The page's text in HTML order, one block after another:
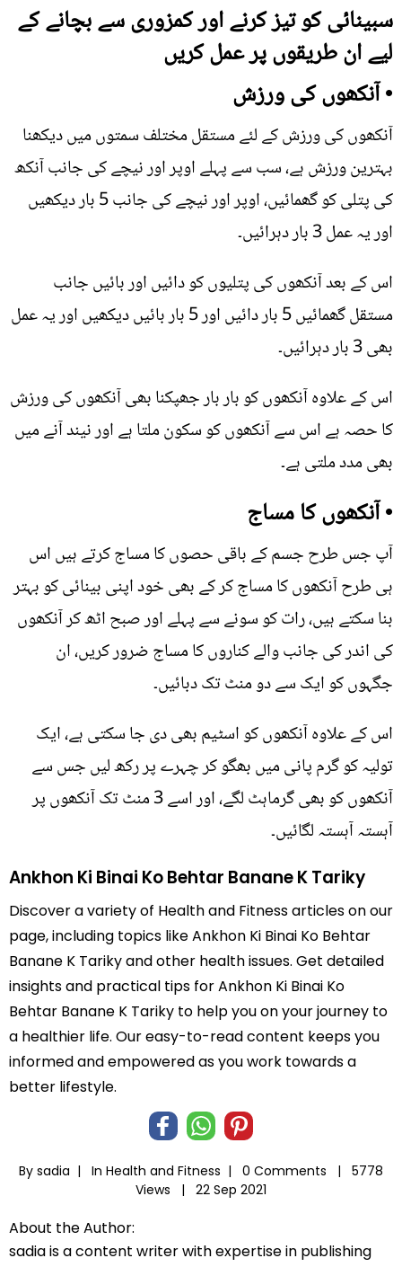
سبینائی کو تیز کرنے اور کمزوری سے بچانے کے
لیے ان طریقوں پر عمل کریں
• آنکھوں کی ورزش
آنکھوں کی ورزش کے لئے مستقل مختلف سمتوں میں دیکھنا
بہترین ورزش ہے، سب سے پہلے اوپر اور نیچے کی جانب آنکھ
کی پتلی کو گھمائیں، اوپر اور نیچے کی جانب 5 بار دیکھیں
اور یہ عمل 3 بار دہرائیں۔
اس کے بعد آنکھوں کی پتلیوں کو دائیں اور بائیں جانب
مستقل گھمائیں 5 بار دائیں اور 5 بار بائیں دیکھیں اور یہ عمل
بھی 3 بار دہرائیں۔
اس کے علاوہ آنکھوں کو بار بار جھپکنا بھی آنکھوں کی ورزش
کا حصہ ہے اس سے آنکھوں کو سکون ملتا ہے اور نیند آنے میں
بھی مدد ملتی ہے۔
• آنکھوں کا مساج
آپ جس طرح جسم کے باقی حصوں کا مساج کرتے ہیں اس
ہی طرح آنکھوں کا مساج کر کے بھی خود اپنی بینائی کو بہتر
بنا سکتے ہیں، رات کو سونے سے پہلے اور صبح اٹھ کر آنکھوں
کی اندر کی جانب والے کناروں کا مساج ضرور کریں، ان
جگہوں کو ایک سے دو منٹ تک دبائیں۔
اس کے علاوہ آنکھوں کو اسٹیم بھی دی جا سکتی ہے، ایک
تولیہ کو گرم پانی میں بھگو کر چہرے پر رکھ لیں جس سے
آنکھوں کو بھی گرماہٹ لگے، اور اسے 3 منٹ تک آنکھوں پر
آہستہ آہستہ لگائیں۔
Ankhon Ki Binai Ko Behtar Banane K Tariky
Discover a variety of Health and Fitness articles on our
page, including topics like Ankhon Ki Binai Ko Behtar
Banane K Tariky and other health issues. Get detailed
insights and practical tips for Ankhon Ki Binai Ko
Behtar Banane K Tariky to help you on your journey to
a healthier life. Our easy-to-read content keeps you
informed and empowered as you work towards a
better lifestyle.
By sadia | In Health and Fitness | 0 Comments |
5778
Views |
22 Sep 2021
About the Author:
sadia is a content writer with expertise in publishing